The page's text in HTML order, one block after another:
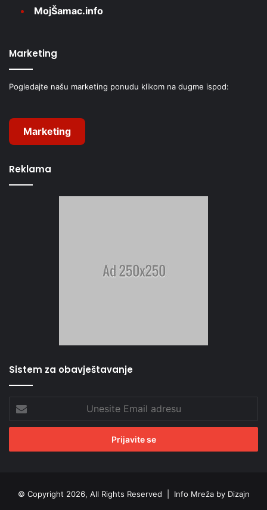
MojŠamac.info
Marketing
Pogledajte našu marketing ponudu klikom na dugme ispod:
Marketing
Reklama
Sistem za obavještavanje
Email
adresu
© Copyright 2026, All Rights Reserved | Info Mreža by Dizajn